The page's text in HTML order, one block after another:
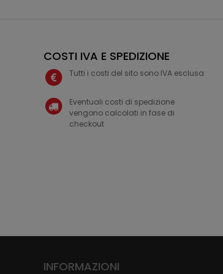
COSTI IVA E SPEDIZIONE
Tutti i costi del sito sono IVA esclusa
Eventuali costi di spedizione
vengono calcolati in fase di
checkout
INFORMAZIONI